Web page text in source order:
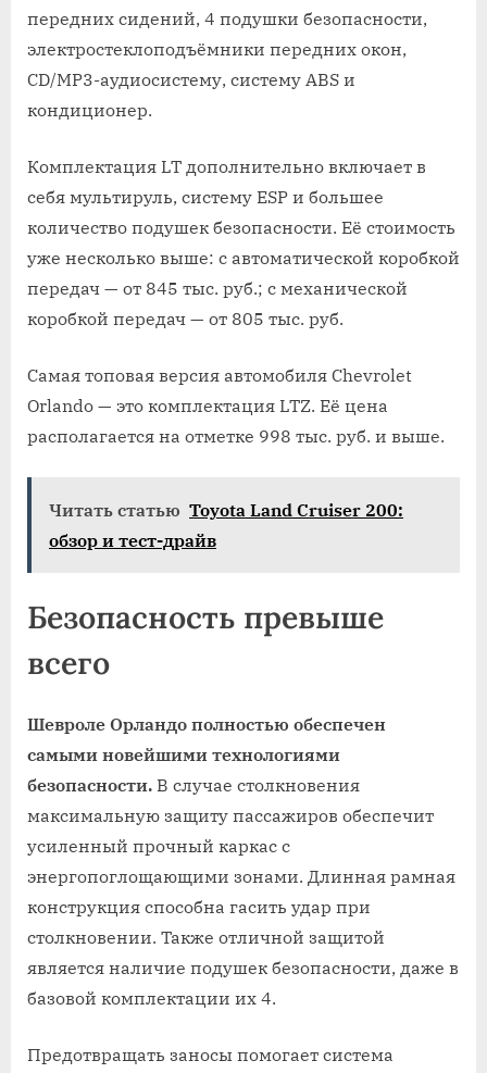
передних сидений, 4 подушки безопасности,
электростеклоподъёмники передних окон,
CD/MP3-аудиосистему, систему ABS и
кондиционер.
Комплектация LT дополнительно включает в
себя мультируль, систему ESP и большее
количество подушек безопасности. Её стоимость
уже несколько выше: с автоматической коробкой
передач — от 845 тыс. руб.; с механической
коробкой передач — от 805 тыс. руб.
Самая топовая версия автомобиля Chevrolet
Orlando — это комплектация LTZ. Её цена
располагается на отметке 998 тыс. руб. и выше.
Читать статью Toyota Land Cruiser 200:
обзор и тест-драйв
Безопасность превыше
всего
Шевроле Орландо полностью обеспечен
самыми новейшими технологиями
безопасности. В случае столкновения
максимальную защиту пассажиров обеспечит
усиленный прочный каркас с
энергопоглощающими зонами. Длинная рамная
конструкция способна гасить удар при
столкновении. Также отличной защитой
является наличие подушек безопасности, даже в
базовой комплектации их 4.
Предотвращать заносы помогает система